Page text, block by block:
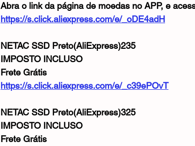
Abra o link da página de moedas no APP, e
https://s.click.aliexpress.com/e/_oDE4adH
NETAC SSD Preto(AliExpress)235
IMPOSTO INCLUSO
Frete Grátis
https://s.click.aliexpress.com/e/_c39ePOvT
NETAC SSD Preto(AliExpress)325
IMPOSTO INCLUSO
Frete Grátis